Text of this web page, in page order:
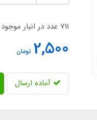
711 عدد در انبار موجود است
2,500 تومان
آماده ارسال